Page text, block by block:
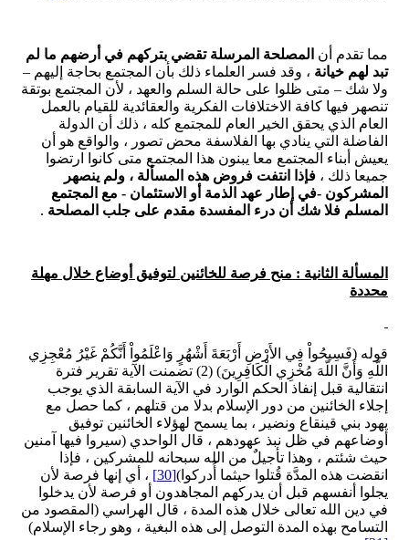
مما تقدم أن المصلحة المرسلة تقضي بتركهم في أرضهم ما لم
تبد لهم خيانة ، وقد فسر العلماء ذلك بأن المجتمع بحاجة إليهم –
ولا شك – متى ظلوا على حالة السلم والعهد ، لأن المجتمع بوتقة
تنصهر فيها كافة الاختلافات الفكرية والعقائدية للقيام بالعمل
العام الذي يحقق الخير العام للمجتمع كله ، ذلك أن الدولة
الفاضلة التي ينادي بها الفلاسفة محض تصور ، والواقع هو أن
يعيش أبناء المجتمع معا يبنون هذا المجتمع متى كانوا ارتضوا
جميعا ذلك ، فإذا انتفت فروض هذه المسألة ، ولم ينصهر
المشركون -في إطار عهد الذمة أو الاستئمان - مع المجتمع
المسلم فلا شك أن درء المفسدة مقدم على جلب المصلحة .
المسألة الثانية : منح فرصة للخائنين لتوفيق أوضاع خلال مهلة
محددة
قوله (فَسِيحُواْ فِي الأَرْضِ أَرْبَعَةَ أَشْهُرٍ وَاعْلَمُواْ أَنَّكُمْ غَيْرُ مُعْجِزِي
اللّهِ وَأَنَّ اللّهَ مُخْزِي الْكَافِرِينَ) (2) تضمنت الآية تقرير فترة
انتقالية قبل إنفاذ الحكم الوارد في الآية السابقة الذي يوجب
إجلاء الخائنين من دور الإسلام بدلا من قتلهم ، كما حصل مع
يهود بني قينقاع ونضير ، بما يسمح لهؤلاء الخائنين توفيق
أوضاعهم في ظل نبذ عهودهم ، قال الواحدي (سيروا فيها آمنين
حيث شئتم ، وهذا تأجيلٌ من الله سبحانه للمشركين ، فإذا
انقضت هذه المدَّة قُتلوا حيثما أُدركوا)[30]
، أي إنها فرصة لأن
يجلوا أنفسهم قبل أن يدركهم المجاهدون أو فرصة لأن يدخلوا
في دين الله تعالى خلال هذه المدة ، قال الهراسي (المقصود من
التسامح بهذه المدة التوصل إلى هذه البغية ، وهو رجاء الإسلام)